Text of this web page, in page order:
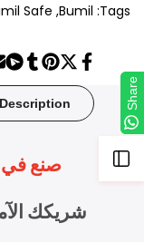
Tags:
Bumil
Safe
Share
Facebook
Tweet
Twitter
Pin
Description
صنع في
شريكك
Share
Share